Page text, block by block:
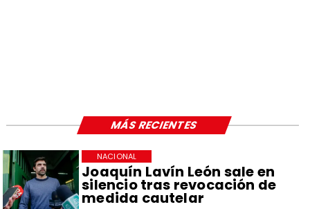
Joaquín Lavín León sale en
silencio tras revocación de
medida cautelar
NACIONAL
MÁS RECIENTES